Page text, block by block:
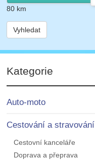
80km
Vyhledat
Kategorie
Auto-moto
Cestování a stravování
Cestovní kanceláře
Doprava a přeprava